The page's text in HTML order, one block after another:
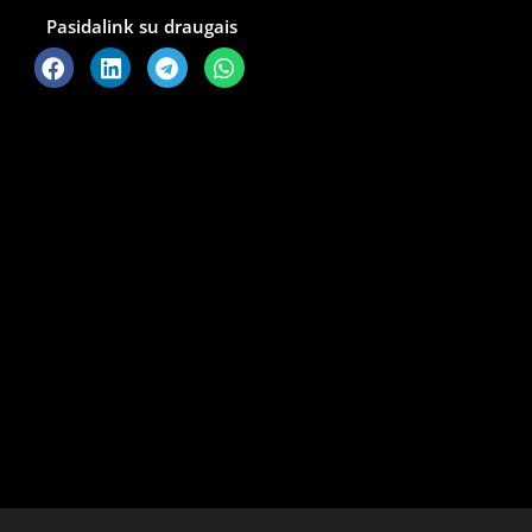
Pasidalink su draugais